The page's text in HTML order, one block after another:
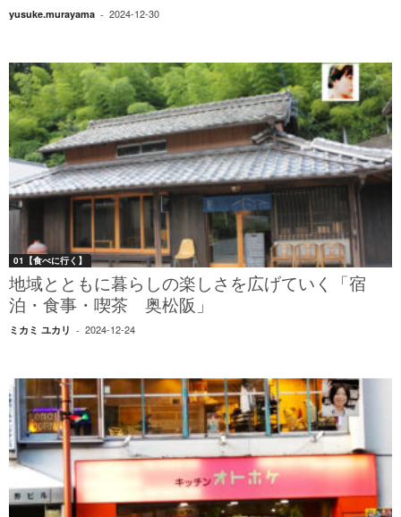
yusuke.murayama - 2024-12-30
01【食べに行く】
地域とともに暮らしの楽しさを広げていく「宿
泊・食事・喫茶 奥松阪」
ミカミ ユカリ - 2024-12-24